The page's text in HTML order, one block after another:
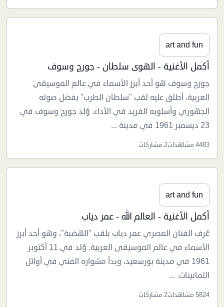
art and fun
أكمل الأغنية - الهوى سلطان - جورج وسوف
جورج وسوف هو أحد أبرز الأسماء في عالم الموسيقى
العربية، أطلق عليه لقب "سلطان الطرب" بفضل صوته
الجهوري وأسلوبه الفريد في الأداء. وُلد جورج وسوف في
23 ديسمبر 1961 في مدينة ...
4483 مشاهدات 2 مشاركات
art and fun
أكمل الأغنية - العالم الله - عمر دياب
عُرف الفنان المصري عمر دياب بلقب "الهضبة"، وهو أحد أبرز
الأسماء في عالم الموسيقى العربية. وُلد في 11 أكتوبر
1961 في مدينة بورسعيد، وبدأ مشواره الفني في أوائل
الثمانينات. ...
5824 مشاهدات 2 مشاركات